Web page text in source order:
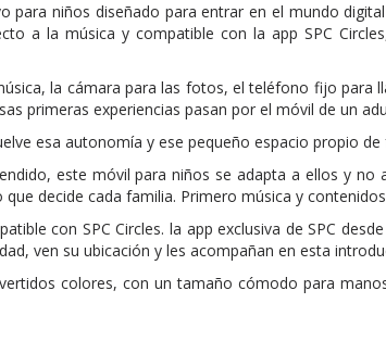
para niños diseñado para entrar en el mundo
a la música y compatible con la app SPC
la cámara para las fotos, el teléfono fijo
primeras experiencias pasan por el móvil de un
esa autonomía y ese pequeño espacio propio
este móvil para niños se adapta a ellos y
decide cada familia. Primero música y
con SPC Circles. la app exclusiva de SPC
ven su ubicación y les acompañan en esta
colores, con un tamaño cómodo para